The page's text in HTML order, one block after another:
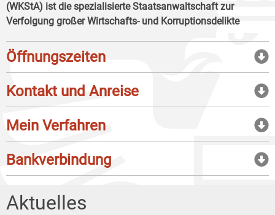
(WKStA) ist die spezialisierte Staatsanwaltschaft zur
Verfolgung großer Wirtschafts- und Korruptionsdelikte
Öffnungszeiten
Kontakt und Anreise
Mein Verfahren
Bankverbindung
Aktuelles